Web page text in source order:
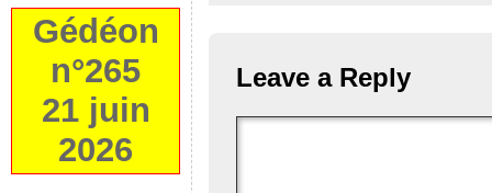
Gédéon
n°265
21 juin
2026
Leave a Reply